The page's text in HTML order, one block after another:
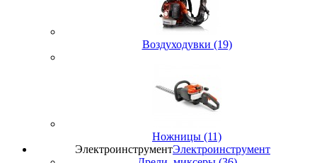
Воздуходувки (19)
Ножницы (11)
ЭлектроинструментЭлектроинструмент